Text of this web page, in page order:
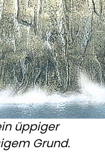
üppiger
Grund.